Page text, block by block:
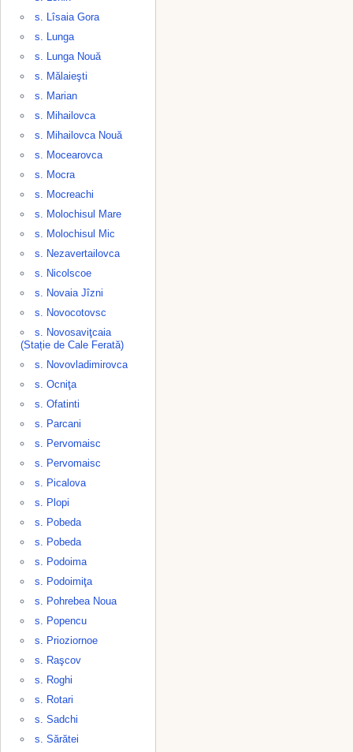
s. Lîsaia Gora
s. Lunga
s. Lunga Nouă
s. Mălaieşti
s. Marian
s. Mihailovca
s. Mihailovca Nouă
s. Mocearovca
s. Mocra
s. Mocreachi
s. Molochisul Mare
s. Molochisul Mic
s. Nezavertailovca
s. Nicolscoe
s. Novaia Jîzni
s. Novocotovsc
s. Novosaviţcaia
(Stație de Cale Ferată)
s. Novovladimirovca
s. Ocniţa
s. Ofatinti
s. Parcani
s. Pervomaisc
s. Pervomaisc
s. Picalova
s. Plopi
s. Pobeda
s. Pobeda
s. Podoima
s. Podoimiţa
s. Pohrebea Noua
s. Popencu
s. Prioziornoe
s. Raşcov
s. Roghi
s. Rotari
s. Sadchi
s. Sărătei